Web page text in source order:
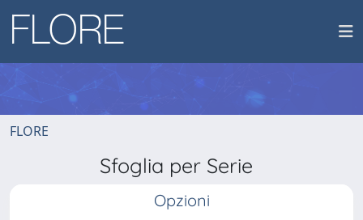
FLORE
Sfoglia per Serie
Opzioni